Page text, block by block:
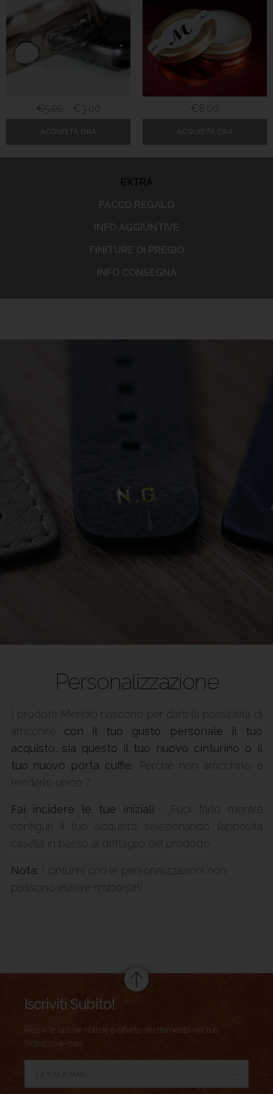
€5.00 €3.00
ACQUISTA ORA
€8.00
ACQUISTA ORA
EXTRA
PACCO REGALO
INFO AGGIUNTIVE
FINITURE DI PREGIO
INFO CONSEGNA
Personalizzazione
I prodotti Meridio nascono per darti la possibilità di
arricchire con il tuo gusto personale il tuo
acquisto, sia questo il tuo nuovo cinturino o il
tuo nuovo porta cuffie . Perché non arricchirlo e
renderlo unico ?
Fai incidere le tue iniziali . Puoi farlo mentre
configuri il tuo acquisto selezionando l’apposita
casella in basso al dettaglio del prodotto.
Nota: I cinturini con le personalizzazioni non
possono essere rimborsati
Iscriviti Subito!
Ricevi le ultime notizie e offerte direttamente nel tuo
indirizzo e-mail.